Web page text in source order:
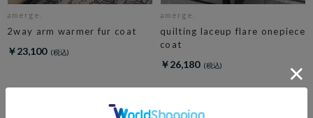
amerge.
2way arm warmer fur coat
￥23,100
amerge.
quilting laceup flare onepiece
coat
￥26,180